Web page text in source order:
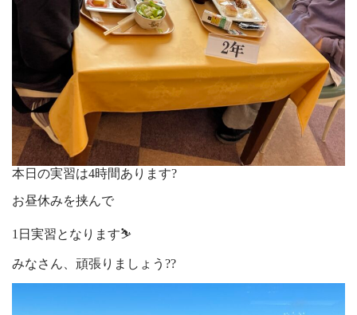
本日の実習は4時間あります?
お昼休みを挟んで
1日実習となります⛷
みなさん、頑張りましょう??